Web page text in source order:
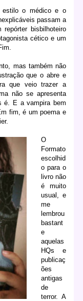
estilo o médico e o
passam a
bisbilhoteiro
cético e um
mas também não
que o abre e
que veio trazer a
não se apresenta
é. E a vampira bem
fim, é um poema e
O
Formato
escolhid
o para o
livro não
é muito
usual, e
me
lembrou
bastant
e
aquelas
HQs e
publicaç
ões
antigas
de
terror. A